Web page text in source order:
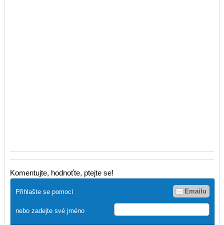
Komentujte, hodnoťte, ptejte se!
Přihlašte se pomocí Emailu
nebo zadejte své jméno